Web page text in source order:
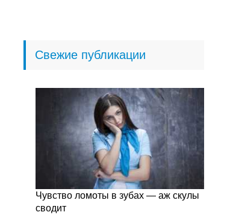
Свежие публикации
Чувство ломоты в зубах — аж скулы
сводит